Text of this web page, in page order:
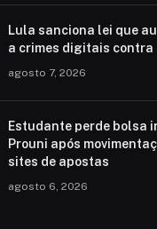
Lula sanciona lei que
a crimes digitais contra
agosto 7, 2026
Estudante perde bolsa
Prouni após
sites de apostas
agosto 6, 2026